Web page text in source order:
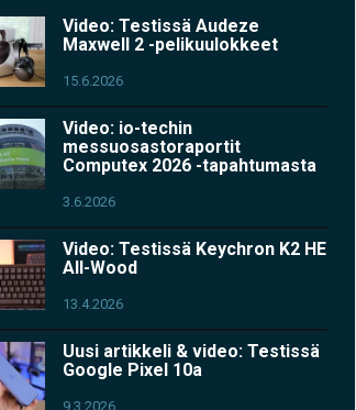
Video: Testissä Audeze
Maxwell 2 -pelikuulokkeet
15.6.2026
Video: io-techin
messuosastoraportit
Computex 2026 -tapahtumasta
3.6.2026
Video: Testissä Keychron K2 HE
All-Wood
13.4.2026
Uusi artikkeli & video: Testissä
Google Pixel 10a
9.3.2026